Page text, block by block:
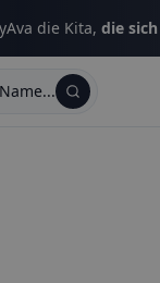
die Kita, die